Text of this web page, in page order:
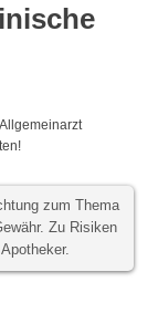
Allgemeinarzt
zum Thema
Zu Risiken